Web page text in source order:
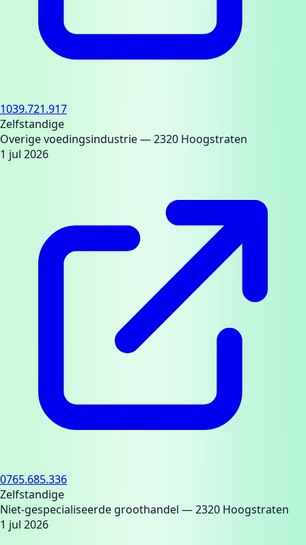
1039.721.917
Zelfstandige
Overige voedingsindustrie— 2320 Hoogstraten
1 jul 2026
0765.685.336
Zelfstandige
Niet-gespecialiseerde groothandel — 2320 Hoogstraten
1 jul 2026